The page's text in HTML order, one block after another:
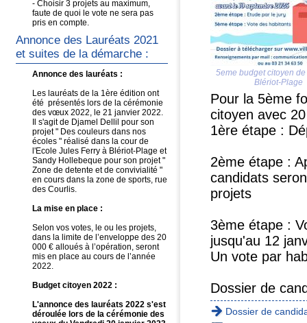
5eme budget citoyen
Blériot-Plage
Pour la 5ème
citoyen avec
1ère étape :
2ème étape :
candidats
projets
3ème étape :
jusqu'au 12
Un vote par
Dossier de
Dossier de
- Choisir 3 projets au maximum,
faute de quoi le vote ne sera pas
pris en compte.
Annonce des Lauréats 2021
et suites de la démarche :
Annonce des lauréats :
Les lauréats de la 1ère édition ont
été présentés lors de la cérémonie
des vœux 2022, le 21 janvier 2022.
Il s'agit de Djamel Dellil pour son
projet " Des couleurs dans nos
écoles " réalisé dans la cour de
l'Ecole Jules Ferry à Blériot-Plage et
Sandy Hollebeque pour son projet "
Zone de detente et de convivialité "
en cours dans la zone de sports, rue
des Courlis.
La mise en place :
Selon vos votes, le ou les projets,
dans la limite de l’enveloppe des 20
000 € alloués à l’opération, seront
mis en place au cours de l’année
2022.
Budget citoyen 2022 :
L'annonce des lauréats 2022 s'est
déroulée lors de la cérémonie des